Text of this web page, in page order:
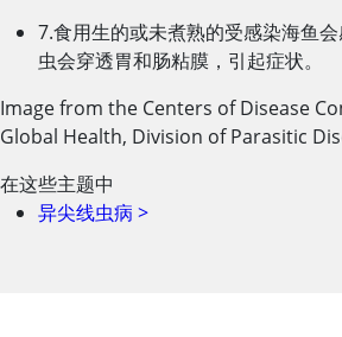
7.食用生的或未煮熟的受感染海鱼
虫会穿透胃和肠粘膜，引起症状。
Image from the Centers of Disease
Global Health, Division of Parasitic
在这些主题中
异尖线虫病 >